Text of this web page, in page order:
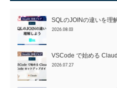
SQLのJOINの違いを理
2026.08.03
VSCode で始める
2026.07.27